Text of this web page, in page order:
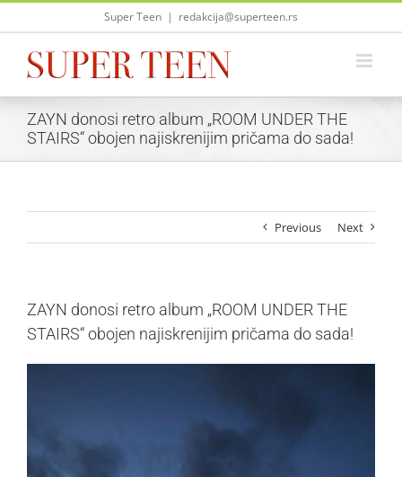
Skip
Super Teen | redakcija@superteen.rs
ZAYN donosi retro album „ROOM UNDER THE
STAIRS“ obojen najiskrenijim pričama do sada!
Previous Next
ZAYN donosi retro album „ROOM UNDER THE
STAIRS“ obojen najiskrenijim pričama do sada!